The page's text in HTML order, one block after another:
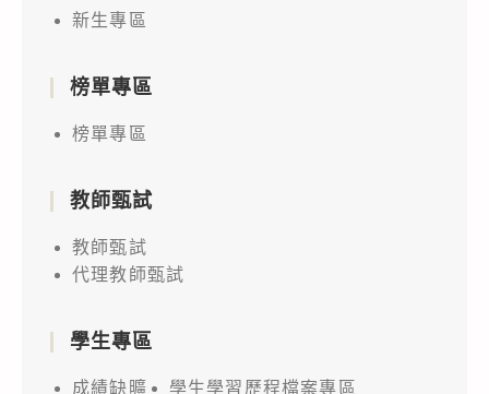
新生專區
榜單專區
榜單專區
教師甄試
教師甄試
代理教師甄試
學生專區
成績缺曠 學生學習歷程檔案專區